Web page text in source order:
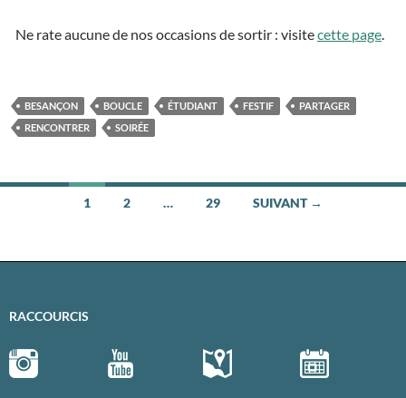
Ne rate aucune de nos occasions de sortir : visitecette page.
BESANÇON BOUCLE ÉTUDIANT FESTIF
PARTAGER
RENCONTRER
SOIRÉE
des
1 2 … 29 SUIVANT →
RACCOURCIS